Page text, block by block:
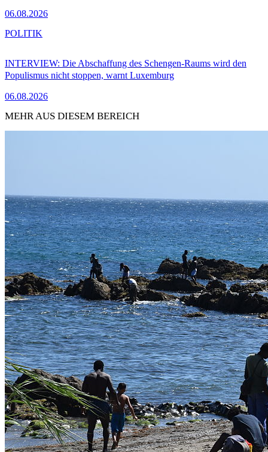
06.08.2026
INTERVIEW: Die Abschaffung des Schengen-Raums wird den
Populismus nicht stoppen, warnt Luxemburg
06.08.2026
POLITIK
MEHR AUS DIESEM BEREICH